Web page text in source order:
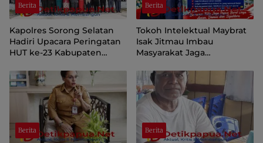
Berita
Kapolres Sorong Selatan
Hadiri Upacara Peringatan
HUT ke-23 Kabupaten
Berita
Tokoh Intelektual Maybrat
Isak Jitmau Imbau
Masyarakat Jaga
81 Kemerdekaan RI
Berita Berita